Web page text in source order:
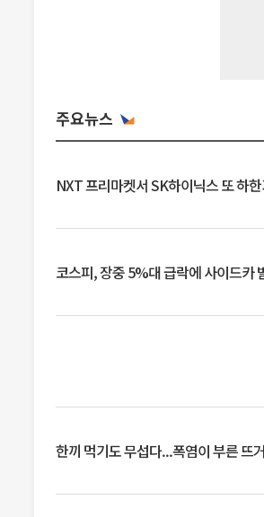
주요뉴스
NXT 프리마켓서 SK하이닉스 또 하
코스피, 장중 5%대 급락에 사이드카
한끼 먹기도 무섭다...폭염이 부른 뜨